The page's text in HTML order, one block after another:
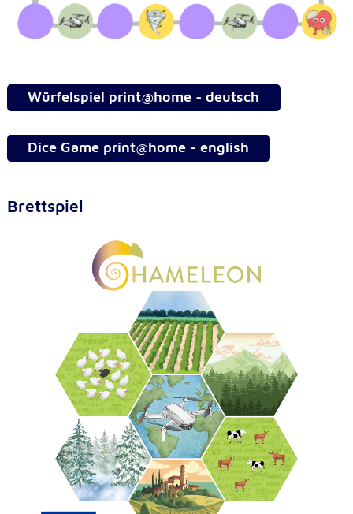
Würfelspiel print@home - deutsch
Dice Game print@home - english
Brettspiel